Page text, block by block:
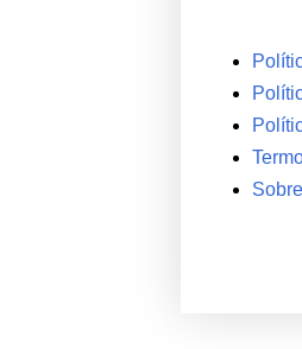
Sobre